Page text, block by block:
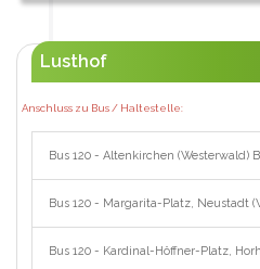
Lusthof
Anschluss zu Bus / Haltestelle:
Bus 120 - Altenkirchen (Westerwald)
Bus 120 - Margarita-Platz, Neustadt
Bus 120 - Kardinal-Höffner-Platz,